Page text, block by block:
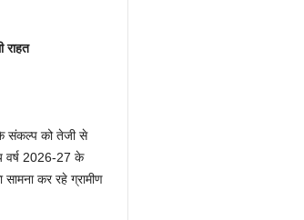
राहत
के संकल्प को तेजी से
वर्ष 2026-27 के
कर रहे ग्रामीण